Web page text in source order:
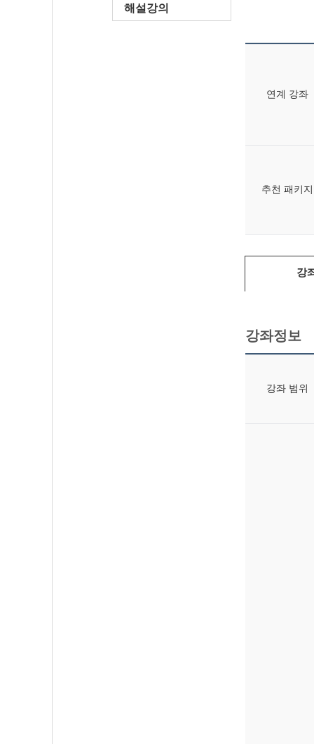
해설강의
연계 강좌
추천 패키지
강
강좌정보
강좌 범위